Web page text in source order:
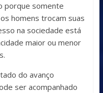
porque somente
homens trocam suas
na sociedade está
maior ou menor
do avanço
ser acompanhado